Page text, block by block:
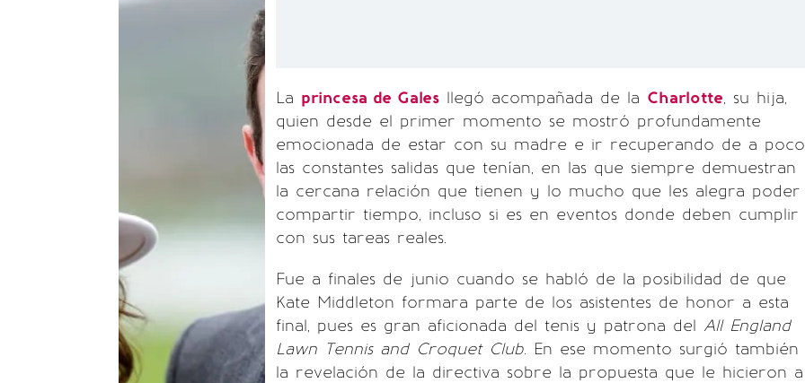
La princesa de Gales llegó acompañada de la Charlotte, su hija,
quien desde el primer momento se mostró profundamente
emocionada de estar con su madre e ir recuperando de a poco
las constantes salidas que tenían, en las que siempre demuestran
la cercana relación que tienen y lo mucho que les alegra poder
compartir tiempo, incluso si es en eventos donde deben cumplir
con sus tareas reales.
Fue a finales de junio cuando se habló de la posibilidad de que
Kate Middleton formara parte de los asistentes de honor a esta
final, pues es gran aficionada del tenis y patrona del All England
Lawn Tennis and Croquet Club. En ese momento surgió también
la revelación de la directiva sobre la propuesta que le hicieron a